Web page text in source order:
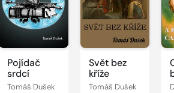
Pojídač
srdcí
Tomáš Dušek
Svět bez
kříže
Tomáš Dušek